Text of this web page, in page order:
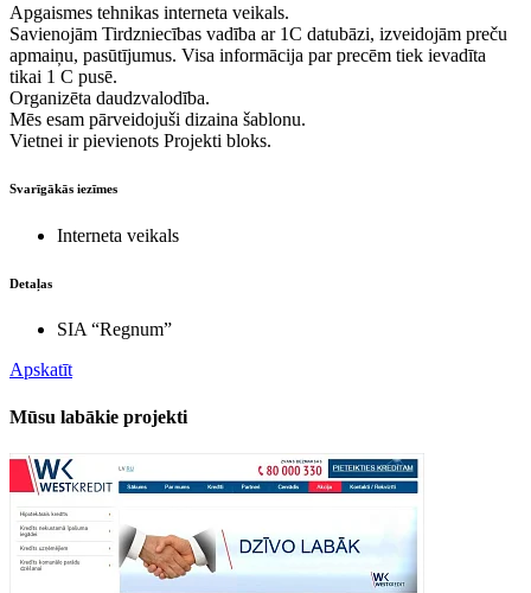
Apgaismes tehnikas interneta veikals.
Savienojām Tirdzniecības vadība ar 1C datubāzi, izveidojām preču
apmaiņu, pasūtījumus. Visa informācija par precēm tiek ievadīta
tikai 1 C pusē.
Organizēta daudzvalodība.
Mēs esam pārveidojuši dizaina šablonu.
Vietnei ir pievienots Projekti bloks.
Svarīgākās iezīmes
Interneta veikals
Detaļas
SIA “Regnum”
Apskatīt
Mūsu labākie projekti